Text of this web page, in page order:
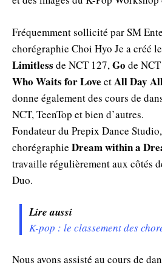
Fréquemment sollicité par SM
chorégraphie Choi Hyo Je a créé
Limitless de NCT 127,Go de
Who Waits for Love etAll Day
donne également des cours de
NCT, TeenTop et bien d’autres.
Fondateur du Prepix Dance
chorégraphie Dream within a
travaille régulièrement aux côtés
Duo.
Lire aussi
K-pop : le classement des
Nous avons assisté au cours de